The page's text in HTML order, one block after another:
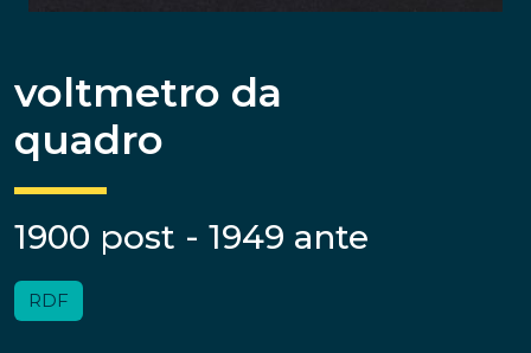
voltmetro da
quadro
1900 post - 1949 ante
RDF